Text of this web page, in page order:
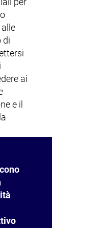
per
di
ai
e il